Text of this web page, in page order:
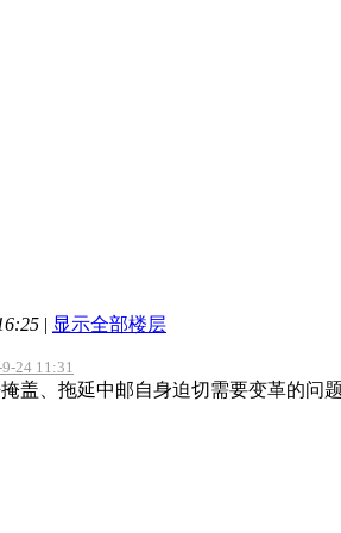
| 显示全部楼层
24 11:31
盖、拖延中邮自身迫切需要变革的问